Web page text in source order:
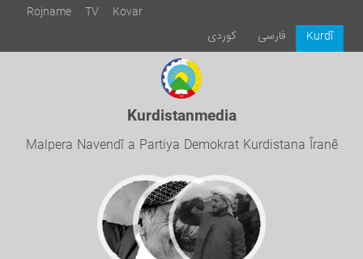
Rojname TV
Kovar
Kurdî
فارسی كوردی
Kurdistanmedia
Malpera Navendî a Partiya Demokrat Kurdistana Îranê